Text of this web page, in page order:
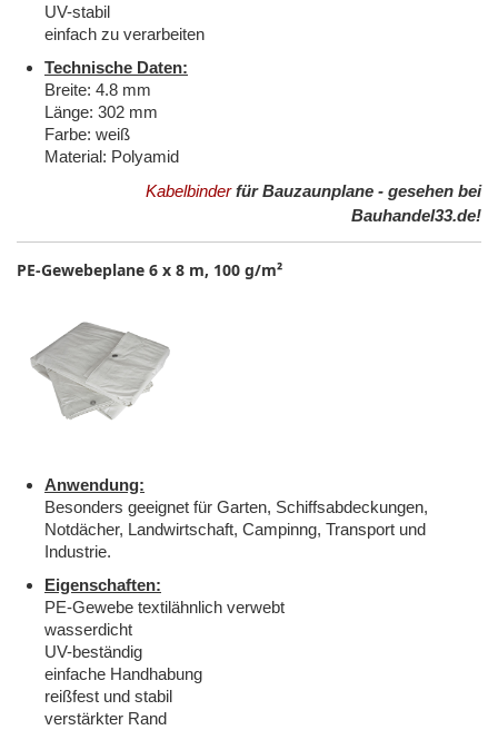
UV-stabil
einfach zu verarbeiten
Technische Daten:
Breite: 4.8 mm
Länge: 302 mm
Farbe: weiß
Material: Polyamid
Kabelbinderfür Bauzaunplane - gesehen bei
Bauhandel33.de!
PE-Gewebeplane 6 x 8 m, 100 g/m²
Anwendung:
Besonders geeignet für Garten, Schiffsabdeckungen,
Notdächer, Landwirtschaft, Campinng, Transport und
Industrie.
Eigenschaften:
PE-Gewebe textilähnlich verwebt
wasserdicht
UV-beständig
einfache Handhabung
reißfest und stabil
verstärkter Rand